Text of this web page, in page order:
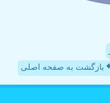
بازگشت به صفحه اصلی